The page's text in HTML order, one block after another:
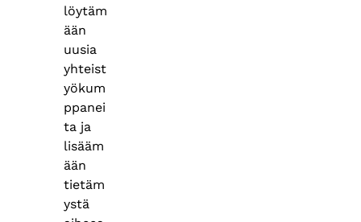
löytäm
ään
uusia
yhteist
yökum
ppanei
ta ja
lisääm
ään
tietäm
ystä